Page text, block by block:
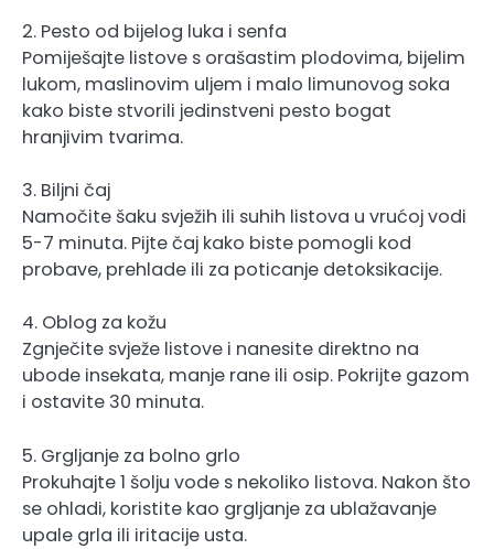
2. Pesto od bijelog luka i senfa
Pomiješajte listove s orašastim plodovima, bijelim
lukom, maslinovim uljem i malo limunovog soka
kako biste stvorili jedinstveni pesto bogat
hranjivim tvarima.
3. Biljni čaj
Namočite šaku svježih ili suhih listova u vrućoj vodi
5-7 minuta. Pijte čaj kako biste pomogli kod
probave, prehlade ili za poticanje detoksikacije.
4. Oblog za kožu
Zgnječite svježe listove i nanesite direktno na
ubode insekata, manje rane ili osip. Pokrijte gazom
i ostavite 30 minuta.
5. Grgljanje za bolno grlo
Prokuhajte 1 šolju vode s nekoliko listova. Nakon što
se ohladi, koristite kao grgljanje za ublažavanje
upale grla ili iritacije usta.